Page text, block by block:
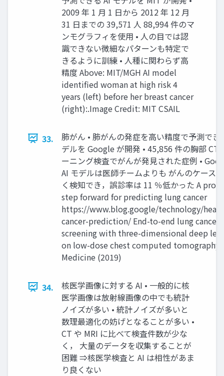
2009 年 1 ⽉ 1 ⽇から 2012 年 12 ⽉
31 ⽇までの 39,571 ⼈ 88,994 件のマ
ンモグラフィを使⽤ • ⼈の⽬では認
識できない微細なパターンも特定で
きるように訓練 • ⼈種に関わらず⾼
精度 Above: MIT/MGH AI model
identiﬁed woman at high risk 4
years (left) before her breast cancer
(right):.Image Credit: MIT CSAIL
33.
肺がん • 肺がんの発症を⾼い精度で予測でき
デルを Google が開発 • 45,856 件の胸部 CT
ーニング検査でがんが発⾒された症例 •
AI モデルは医師チームよりも がんのケース
く検知でき，誤診率は 11 ％低かった A
step forward for predicting lung cancer
https://www.blog.google/technology/
cancer-prediction/ End-to-end lung cancer
screening with three-dimensional deep
on low-dose chest computed tomography
Medicine (2019)
34.
核医学画像に対する AI • ⼀般的に核
医学画像は放射線画像の中でも統計
ノイズが多い • 統計ノイズが多いと
数理最適化の妨げとなることが多い •
CT や MRI に⽐べて検査件数が少な
く， ⼤量のデータを収集することが
困難 ⇒核医学検査と AI は相性があま
り良くない